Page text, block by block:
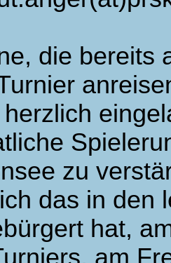
die bereits
zu
das in den
hat,